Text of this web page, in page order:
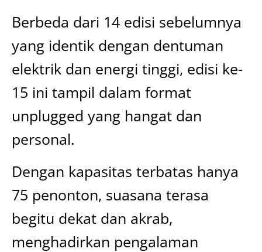
Berbeda dari 14 edisi sebelumnya
yang identik dengan dentuman
elektrik dan energi tinggi, edisi ke-
15 ini tampil dalam format
unplugged yang hangat dan
personal.
Dengan kapasitas terbatas hanya
75 penonton, suasana terasa
begitu dekat dan akrab,
menghadirkan pengalaman